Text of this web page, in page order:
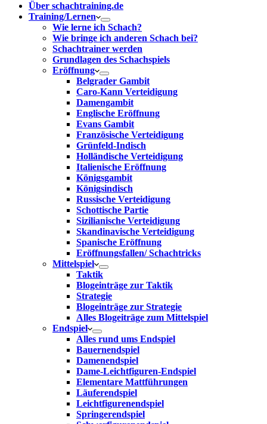
Über schachtraining.de
Training/Lernen
Wie lerne ich Schach?
Wie bringe ich anderen Schach bei?
Schachtrainer werden
Grundlagen des Schachspiels
Eröffnung
Belgrader Gambit
Caro-Kann Verteidigung
Damengambit
Englische Eröffnung
Evans Gambit
Französische Verteidigung
Grünfeld-Indisch
Holländische Verteidigung
Italienische Eröffnung
Königsgambit
Königsindisch
Russische Verteidigung
Schottische Partie
Sizilianische Verteidigung
Skandinavische Verteidigung
Spanische Eröffnung
Eröffnungsfallen/ Schachtricks
Mittelspiel
Taktik
Blogeinträge zur Taktik
Strategie
Blogeinträge zur Strategie
Alles Blogeiträge zum Mittelspiel
Endspiel
Alles rund ums Endspiel
Bauernendspiel
Damenendspiel
Dame-Leichtfiguren-Endspiel
Elementare Mattführungen
Läuferendspiel
Leichtfigurenendspiel
Springerendspiel